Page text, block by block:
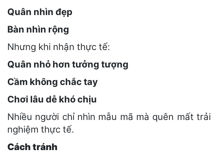
Quân nhìn đẹp
Bàn nhìn rộng
Nhưng khi nhận thực tế:
Quân nhỏ hơn tưởng tượng
Cầm không chắc tay
Chơi lâu dễ khó chịu
Nhiều người chỉ nhìn mẫu mã mà quên mất trải
nghiệm thực tế.
Cách tránh